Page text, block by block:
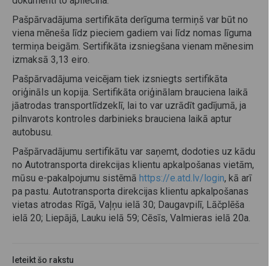
Pašpārvadājuma sertifikāta derīguma termiņš var būt no
viena mēneša līdz pieciem gadiem vai līdz nomas līguma
termiņa beigām. Sertifikāta izsniegšana vienam mēnesim
izmaksā 3,13 eiro.
Pašpārvadājuma veicējam tiek izsniegts sertifikāta
oriģināls un kopija. Sertifikāta oriģinālam brauciena laikā
jāatrodas transportlīdzeklī, lai to var uzrādīt gadījumā, ja
pilnvarots kontroles darbinieks brauciena laikā aptur
autobusu.
Pašpārvadājumu sertifikātu var saņemt, dodoties uz kādu
no Autotransporta direkcijas klientu apkalpošanas vietām,
mūsu e-pakalpojumu sistēmā https://e.atd.lv/login, kā arī
pa pastu. Autotransporta direkcijas klientu apkalpošanas
vietas atrodas Rīgā, Vaļņu ielā 30; Daugavpilī, Lāčplēša
ielā 20; Liepājā, Lauku ielā 59; Cēsīs, Valmieras ielā 20a.
Ieteikt šo rakstu